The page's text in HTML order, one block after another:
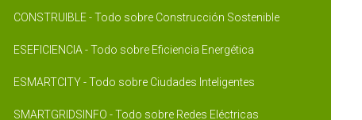
CONSTRUIBLE - Todo sobre Construcción Sostenible
ESEFICIENCIA - Todo sobre Eficiencia Energética
ESMARTCITY - Todo sobre Ciudades Inteligentes
SMARTGRIDSINFO - Todo sobre Redes Eléctricas